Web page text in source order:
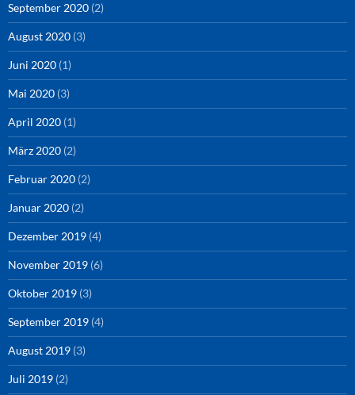
September 2020 (2)
August 2020 (3)
Juni 2020 (1)
Mai 2020 (3)
April 2020 (1)
März 2020 (2)
Februar 2020 (2)
Januar 2020 (2)
Dezember 2019 (4)
November 2019 (6)
Oktober 2019 (3)
September 2019 (4)
August 2019 (3)
Juli 2019 (2)